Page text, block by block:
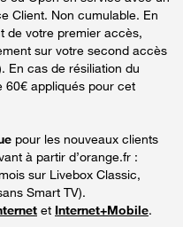
Client. Non cumulable. En
de votre premier accès,
sur votre second accès
En cas de résiliation du
60€ appliqués pour cet
pour les nouveaux clients
à partir d’orange.fr :
sur Livebox Classic,
Smart TV).
et Internet+Mobile.